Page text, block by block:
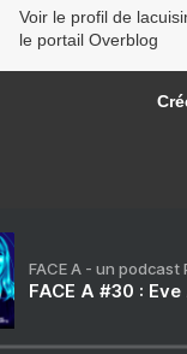
Voir le profil de
le portail Overblog
FACE A - un podcast
FACE A #30 :